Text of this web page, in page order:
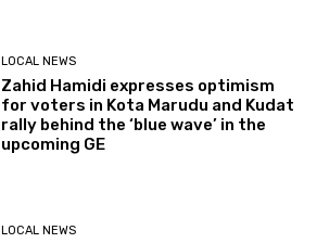
LOCAL NEWS
Zahid Hamidi expresses optimism
for voters in Kota Marudu and Kudat
rally behind the ‘blue wave’ in the
upcoming GE
LOCAL NEWS